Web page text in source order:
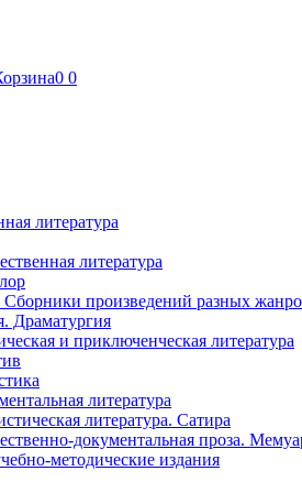
0 0
литература
литература
Сборники произведений разных
Драматургия
и приключенческая литература
литература
литература. Сатира
документальная проза.
методические издания